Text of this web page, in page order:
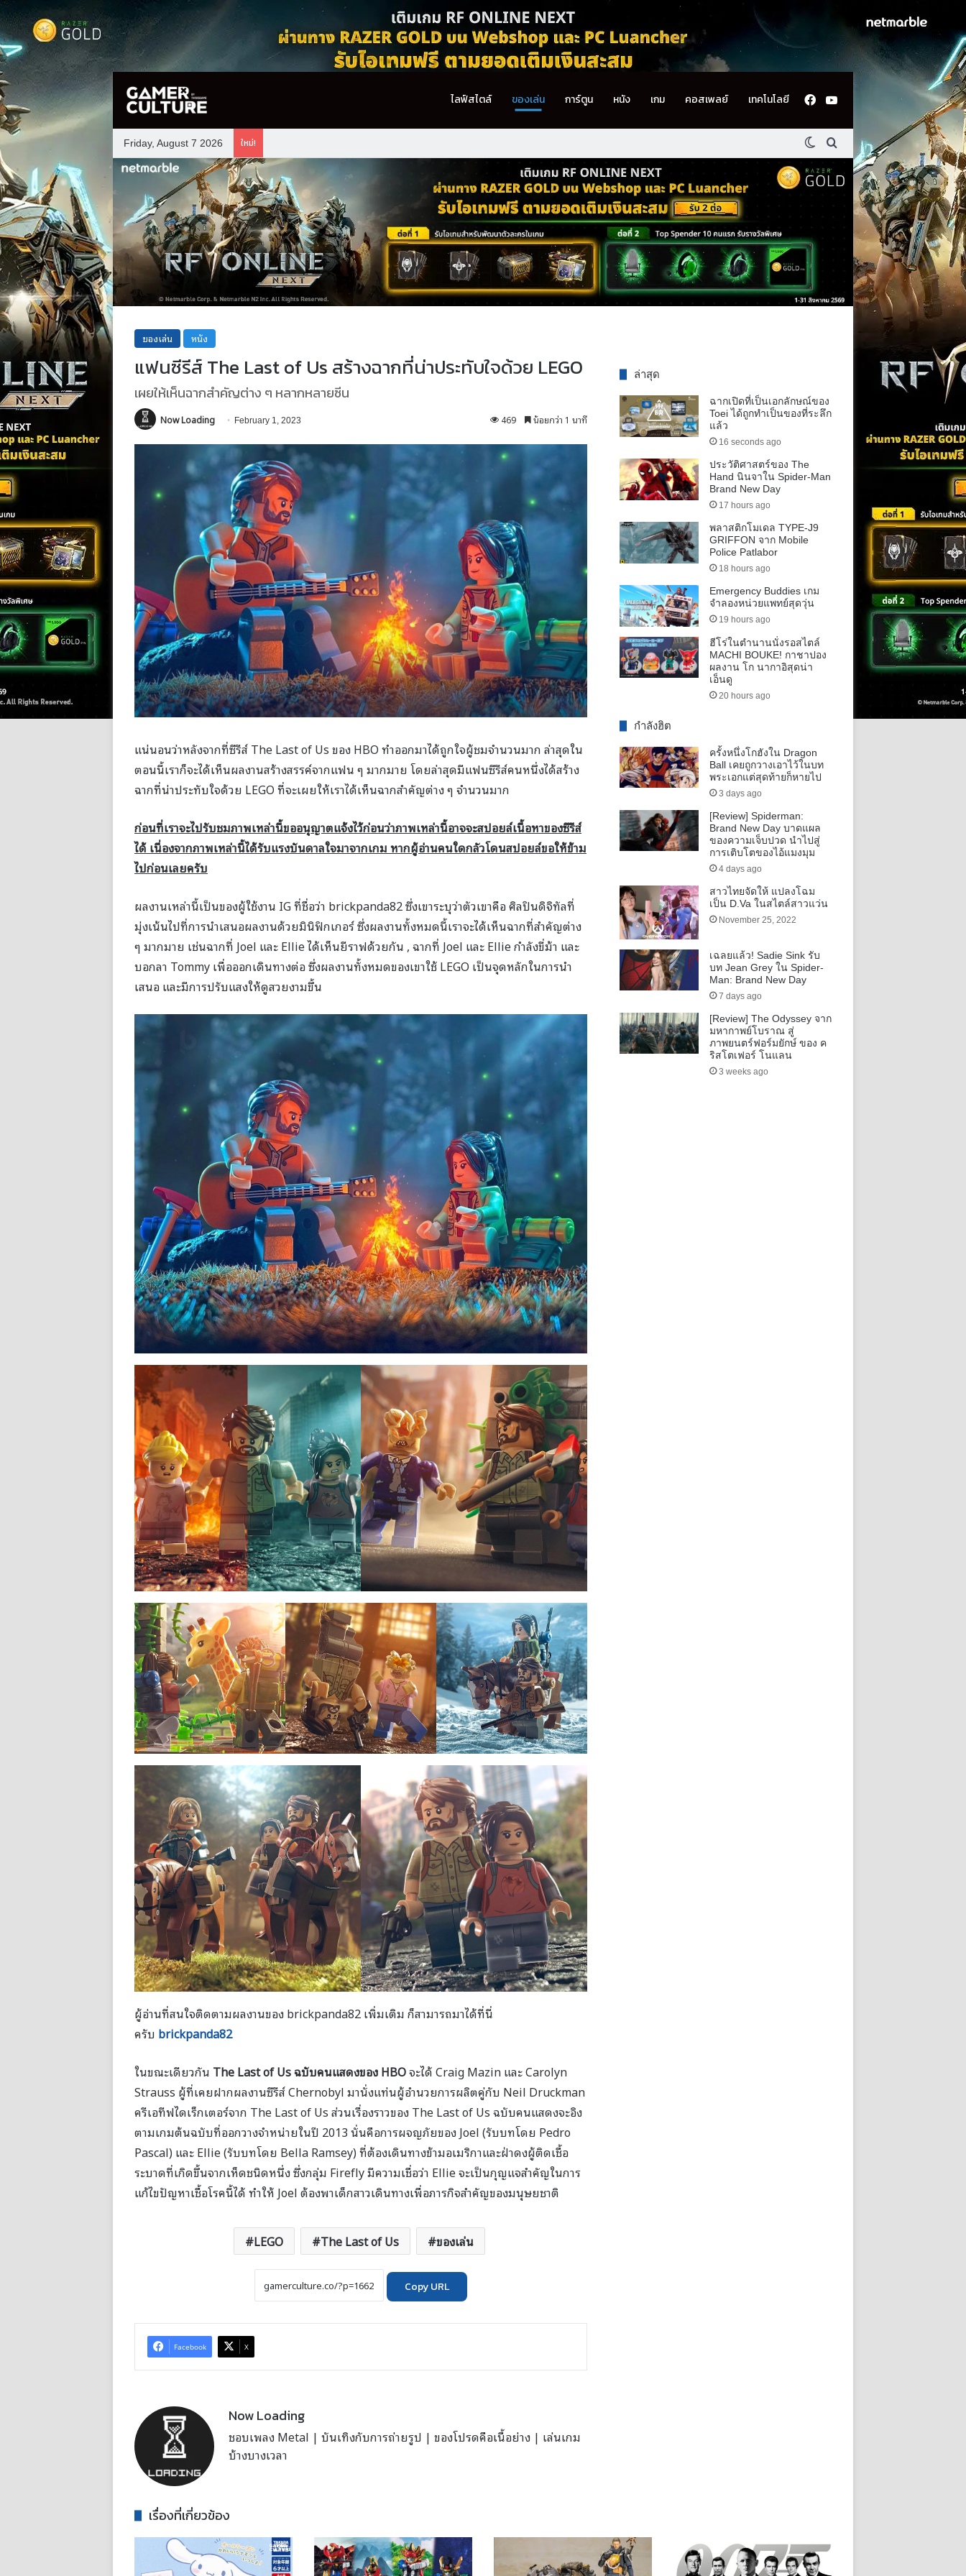
ไลฟ์สไตล์ ของเล่น การ์ตูน หนัง เกม คอสเพลย์ เทคโนโลยี Facebook
YouTube
Friday, August 7 2026 ใหม่! Switch skin
ค้นหา
ของเล่น หนัง
แฟนซีรีส์ The Last of Us สร้างฉากที่น่าประทับใจด้วย LEGO
เผยให้เห็นฉากสำคัญต่าง ๆ หลากหลายซีน
Now Loading February 1, 2023 469 น้อยกว่า 1 นาที
แน่นอนว่าหลังจากที่ซีรีส์ The Last of Us ของ HBO ทำออกมาได้ถูกใจผู้ชมจำนวนมาก ล่าสุดใน
ตอนนี้เราก็จะได้เห็นผลงานสร้างสรรค์จากแฟน ๆ มากมาย โดยล่าสุดมีแฟนซีรีส์คนหนึ่งได้สร้าง
ฉากที่น่าประทับใจด้วย LEGO ที่จะเผยให้เราได้เห็นฉากสำคัญต่าง ๆ จำนวนมาก
ก่อนที่เราจะไปรับชมภาพเหล่านี้ขออนุญาตแจ้งไว้ก่อนว่าภาพเหล่านี้อาจจะสปอยล์เนื้อหาของซีรีส์
ได้ เนื่องจากภาพเหล่านี้ได้รับแรงบันดาลใจมาจากเกม หากผู้อ่านคนใดกลัวโดนสปอยล์ขอให้ข้าม
ไปก่อนเลยครับ
ผลงานเหล่านี้เป็นของผู้ใช้งาน IG ที่ชื่อว่า brickpanda82 ซึ่งเขาระบุว่าตัวเขาคือ ศิลปินดิจิทัลที่
มุ่งเน้นไปที่การนำเสนอผลงานด้วยมินิฟิกเกอร์ ซึ่งผลงานทั้งหมดนี้เราจะได้เห็นฉากที่สำคัญต่าง
ๆ มากมาย เช่นฉากที่ Joel และ Ellie ได้เห็นยีราฟด้วยกัน , ฉากที่ Joel และ Ellie กำลังขี่ม้า และ
บอกลา Tommy เพื่อออกเดินทางต่อ ซึ่งผลงานทั้งหมดของเขาใช้ LEGO เป็นจุดหลักในการนำ
เสนอ และมีการปรับแสงให้ดูสวยงามขึ้น
ผู้อ่านที่สนใจติดตามผลงานของ brickpanda82 เพิ่มเติม ก็สามารถมาได้ที่นี่
ครับ brickpanda82
ในขณะเดียวกัน The Last of Usฉบับคนแสดงของ HBOจะได้ Craig Mazin และ Carolyn
Strauss ผู้ที่เคยฝากผลงานซีรีส์ Chernobyl มานั่งแท่นผู้อำนวยการผลิตคู่กับ Neil Druckman
ครีเอทีฟไดเร็กเตอร์จาก The Last of Us ส่วนเรื่องราวของ The Last of Us ฉบับคนแสดงจะอิง
ตามเกมต้นฉบับที่ออกวางจำหน่ายในปี 2013 นั่นคือการผจญภัยของ Joel (รับบทโดย Pedro
Pascal) และ Ellie (รับบทโดย Bella Ramsey) ที่ต้องเดินทางข้ามอเมริกาและฝ่าดงผู้ติดเชื้อ
ระบาดที่เกิดขึ้นจากเห็ดชนิดหนึ่ง ซึ่งกลุ่ม Firefly มีความเชื่อว่า Ellie จะเป็นกุญแจสำคัญในการ
แก้ไขปัญหาเชื้อโรคนี้ได้ ทำให้ Joel ต้องพาเด็กสาวเดินทางเพื่อภารกิจสำคัญของมนุษยชาติ
LEGO The Last of Us ของเล่น
Copy URL
Facebook X
Now Loading
ชอบเพลง Metal | บันเทิงกับการถ่ายรูป | ของโปรดคือเนื้อย่าง | เล่นเกม
บ้างบางเวลา
ล่าสุด
ฉากเปิดที่เป็นเอกลักษณ์ของ
Toei ได้ถูกทำเป็นของที่ระลึก
แล้ว
16 seconds ago
ประวัติศาสตร์ของ The
Hand นินจาใน Spider-Man
Brand New Day
17 hours ago
พลาสติกโมเดล TYPE-J9
GRIFFON จาก Mobile
Police Patlabor
18 hours ago
Emergency Buddies เกม
จำลองหน่วยแพทย์สุดวุ่น
19 hours ago
ฮีโร่ในตำนานนั่งรอสไตล์
MACHI BOUKE! กาชาปอง
ผลงาน โก นากาอิสุดน่า
เอ็นดู
20 hours ago
กำลังฮิต
ครั้งหนึ่งโกฮังใน Dragon
Ball เคยถูกวางเอาไว้ในบท
พระเอกแต่สุดท้ายก็หายไป
3 days ago
[Review] Spiderman:
Brand New Day บาดแผล
ของความเจ็บปวด นำไปสู่
การเติบโตของไอ้แมงมุม
4 days ago
สาวไทยจัดให้ แปลงโฉม
เป็น D.Va ในสไตล์สาวแว่น
November 25, 2022
เฉลยแล้ว! Sadie Sink รับ
บท Jean Grey ใน Spider-
Man: Brand New Day
7 days ago
[Review] The Odyssey จาก
มหากาพย์โบราณ สู่
ภาพยนตร์ฟอร์มยักษ์ ของ ค
ริสโตเฟอร์ โนแลน
3 weeks ago
เรื่องที่เกี่ยวข้อง